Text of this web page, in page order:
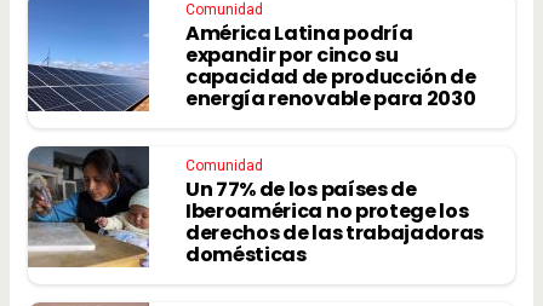
Comunidad
América Latina podría
expandir por cinco su
capacidad de producción de
energía renovable para 2030
Comunidad
Un 77% de los países de
Iberoamérica no protege los
derechos de las trabajadoras
domésticas